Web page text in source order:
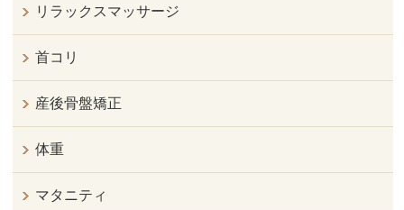
リラックスマッサージ
首コリ
産後骨盤矯正
体重
マタニティ